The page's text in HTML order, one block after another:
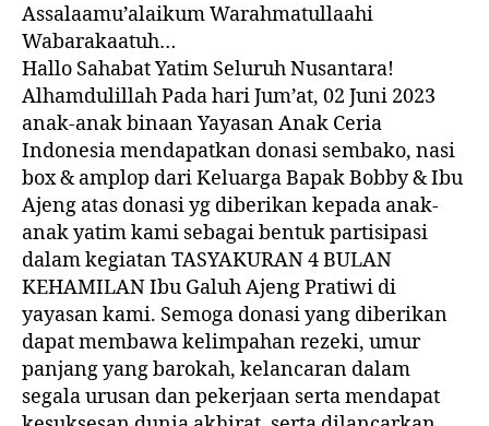
Assalaamu’alaikum Warahmatullaahi
Wabarakaatuh…
Hallo Sahabat Yatim Seluruh Nusantara!
Alhamdulillah Pada hari Jum’at, 02 Juni 2023
anak-anak binaan Yayasan Anak Ceria
Indonesia mendapatkan donasi sembako, nasi
box & amplop dari Keluarga Bapak Bobby & Ibu
Ajeng atas donasi yg diberikan kepada anak-
anak yatim kami sebagai bentuk partisipasi
dalam kegiatan TASYAKURAN 4 BULAN
KEHAMILAN Ibu Galuh Ajeng Pratiwi di
yayasan kami. Semoga donasi yang diberikan
dapat membawa kelimpahan rezeki, umur
panjang yang barokah, kelancaran dalam
segala urusan dan pekerjaan serta mendapat